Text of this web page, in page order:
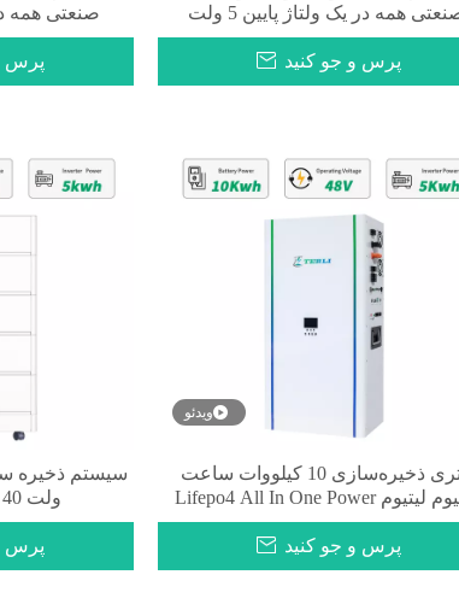
همه در یک ولتاژ پایین 5 ولت
پرس و جو کنید
صنعتی همه در
پرس
ویدئو
باتری ذخیره‌سازی 10 کیلووات ساعت
لیتیوم لیتیوم Lifepo4 All In One Power
Wall
پرس و جو کنید
ولت 40 کیلووات ساعت
پرس